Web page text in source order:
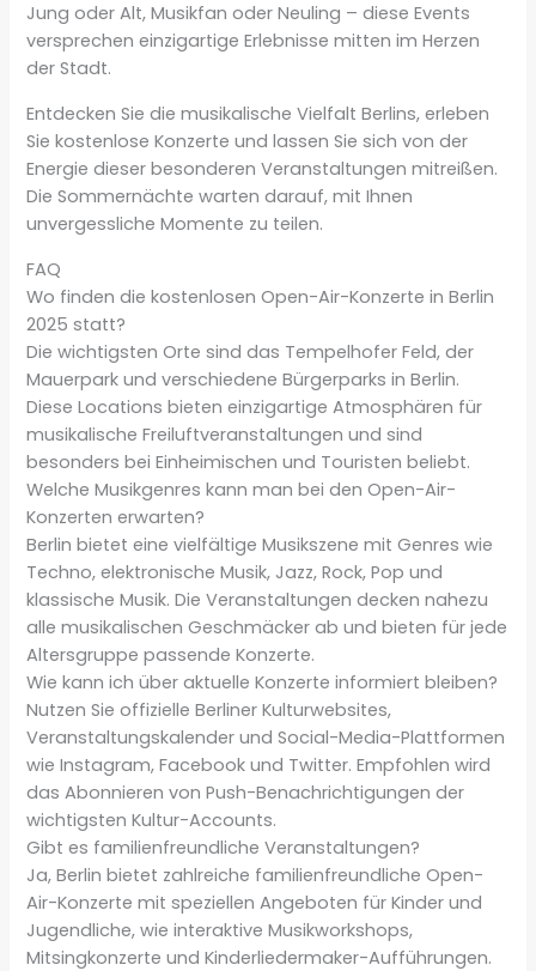
Jung oder Alt, Musikfan oder Neuling – diese Events
versprechen einzigartige Erlebnisse mitten im Herzen
der Stadt.
Entdecken Sie die musikalische Vielfalt Berlins, erleben
Sie kostenlose Konzerte und lassen Sie sich von der
Energie dieser besonderen Veranstaltungen mitreißen.
Die Sommernächte warten darauf, mit Ihnen
unvergessliche Momente zu teilen.
FAQ
Wo finden die kostenlosen Open-Air-Konzerte in Berlin
2025 statt?
Die wichtigsten Orte sind das Tempelhofer Feld, der
Mauerpark und verschiedene Bürgerparks in Berlin.
Diese Locations bieten einzigartige Atmosphären für
musikalische Freiluftveranstaltungen und sind
besonders bei Einheimischen und Touristen beliebt.
Welche Musikgenres kann man bei den Open-Air-
Konzerten erwarten?
Berlin bietet eine vielfältige Musikszene mit Genres wie
Techno, elektronische Musik, Jazz, Rock, Pop und
klassische Musik. Die Veranstaltungen decken nahezu
alle musikalischen Geschmäcker ab und bieten für jede
Altersgruppe passende Konzerte.
Wie kann ich über aktuelle Konzerte informiert bleiben?
Nutzen Sie offizielle Berliner Kulturwebsites,
Veranstaltungskalender und Social-Media-Plattformen
wie Instagram, Facebook und Twitter. Empfohlen wird
das Abonnieren von Push-Benachrichtigungen der
wichtigsten Kultur-Accounts.
Gibt es familienfreundliche Veranstaltungen?
Ja, Berlin bietet zahlreiche familienfreundliche Open-
Air-Konzerte mit speziellen Angeboten für Kinder und
Jugendliche, wie interaktive Musikworkshops,
Mitsingkonzerte und Kinderliedermaker-Aufführungen.